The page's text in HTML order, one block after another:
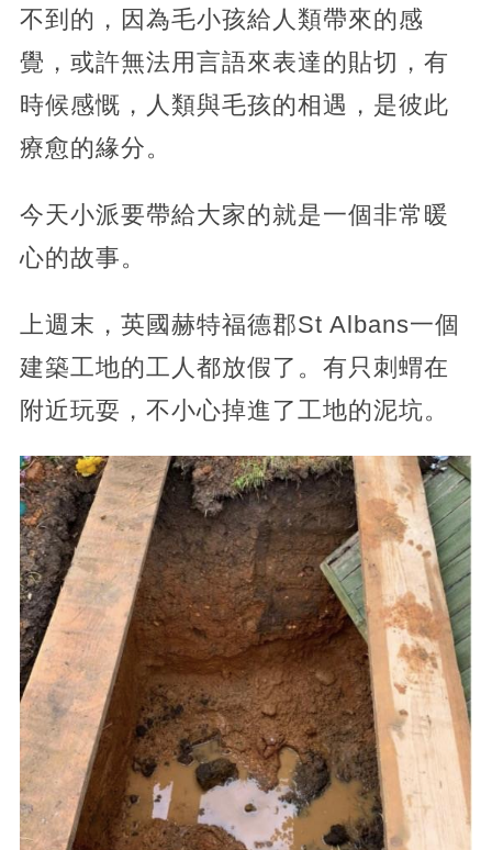
不到的，因為毛小孩給人類帶來的感
覺，或許無法用言語來表達的貼切，有
時候感慨，人類與毛孩的相遇，是彼此
療愈的緣分。
今天小派要帶給大家的就是一個非常暖
心的故事。
上週末，英國赫特福德郡St Albans一個
建築工地的工人都放假了。有只刺蝟在
附近玩耍，不小心掉進了工地的泥坑。